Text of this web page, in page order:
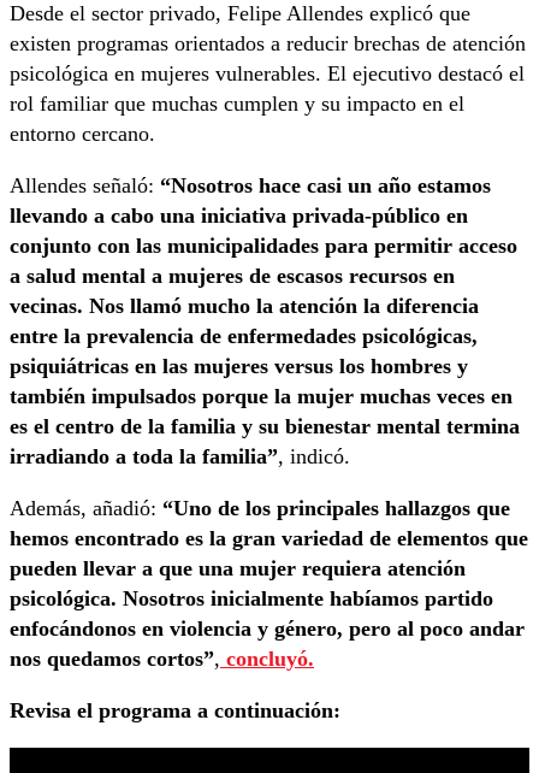
Desde el sector privado, Felipe Allendes explicó que
existen programas orientados a reducir brechas de atención
psicológica en mujeres vulnerables. El ejecutivo destacó el
rol familiar que muchas cumplen y su impacto en el
entorno cercano.
Allendes señaló: “Nosotros hace casi un año estamos
llevando a cabo una iniciativa privada-público en
conjunto con las municipalidades para permitir acceso
a salud mental a mujeres de escasos recursos en
vecinas. Nos llamó mucho la atención la diferencia
entre la prevalencia de enfermedades psicológicas,
psiquiátricas en las mujeres versus los hombres y
también impulsados porque la mujer muchas veces en
es el centro de la familia y su bienestar mental termina
irradiando a toda la familia”, indicó.
Además, añadió: “Uno de los principales hallazgos que
hemos encontrado es la gran variedad de elementos que
pueden llevar a que una mujer requiera atención
psicológica. Nosotros inicialmente habíamos partido
enfocándonos en violencia y género, pero al poco andar
nos quedamos cortos”, concluyó.
Revisa el programa a continuación: